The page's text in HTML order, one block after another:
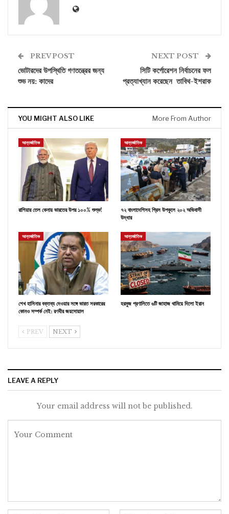
PREV POST
ভোটারদের উপস্থিতি গণতন্ত্রের জন্য
শুভ নয়: কাদের
NEXT POST
সিটি কর্পোরেশন নির্বাচনের ফল
প্রত্যাখ্যান করেছেন তাবিথ-ইশরাক
YOU MIGHT ALSO LIKE More From Author
আন্তর্জাতিক
রাশিয়ার তেল কেনায় ভারতের উপর ১০০% শুল্ক!
আন্তর্জাতিক
৭২ বাংলাদেশিসহ গ্রিস উপকূলে ২০২ অভিবাসী
উদ্ধার
আন্তর্জাতিক
শেখ হাসিনার বক্তব্য দেওয়ার সঙ্গে ভারত সরকারের
কোনও সম্পর্ক নেই: রণধীর জয়সোয়াল
আন্তর্জাতিক
হরমুজ প্রণালিতে ৬টি জাহাজ থামিয়ে দিলো ইরান
PREV NEXT
LEAVE A REPLY
Your email address will not be published.